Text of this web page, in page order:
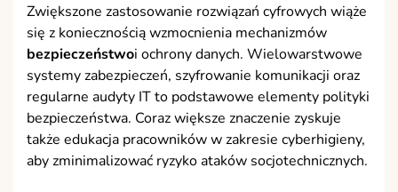
Zwiększone zastosowanie rozwiązań cyfrowych wiąże
się z koniecznością wzmocnienia mechanizmów
bezpieczeństwoi ochrony danych. Wielowarstwowe
systemy zabezpieczeń, szyfrowanie komunikacji oraz
regularne audyty IT to podstawowe elementy polityki
bezpieczeństwa. Coraz większe znaczenie zyskuje
także edukacja pracowników w zakresie cyberhigieny,
aby zminimalizować ryzyko ataków socjotechnicznych.